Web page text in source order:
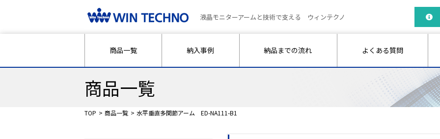
液晶モニターアームと技術で支える ウィンテクノ
商品一覧 納入事例 納品までの流れ よくある質問
商品一覧
TOP 商品一覧 水平垂直多関節アーム ED-NA111-B1